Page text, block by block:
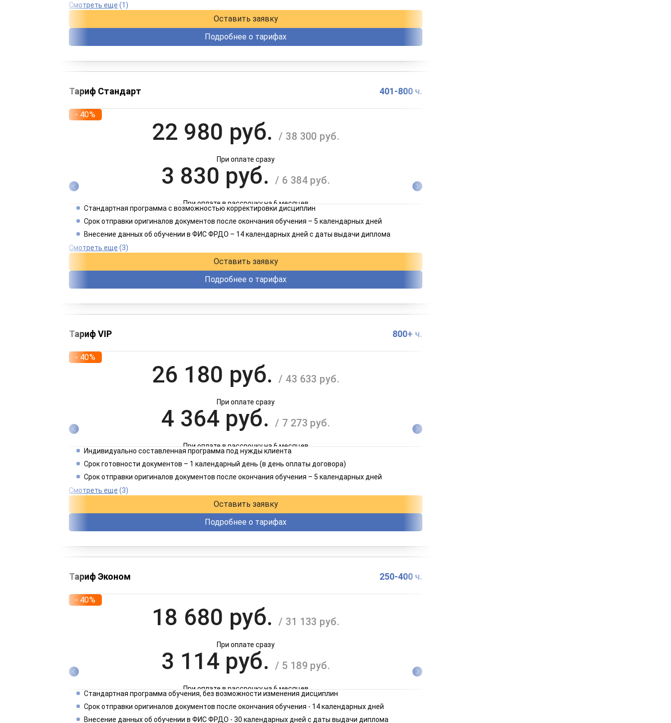
Смотреть еще (1)
Оставить заявку
Подробнее о тарифах
Тариф Стандарт 401-800 ч.
- 40%
22 980 руб./ 38 300 руб.
При оплате сразу
3 830 руб. / 6 384 руб.
При оплате в рассрочку на 6 месяцев
1 915 руб./ 3 192 руб.
Стандартная программа с возможностью корректировки дисциплин
Срок отправки оригиналов документов после окончания обучения – 5 календарных дней
Внесение данных об обучении в ФИС ФРДО – 14 календарных дней с даты выдачи диплома
Смотреть еще (3)
Оставить заявку
Подробнее о тарифах
Тариф VIP 800+ ч.
- 40%
26 180 руб./ 43 633 руб.
При оплате сразу
4 364 руб. / 7 273 руб.
При оплате в рассрочку на 6 месяцев
2 182 руб./ 3 637 руб.
Индивидуально составленная программа под нужды клиента
Срок готовности документов – 1 календарный день (в день оплаты договора)
Срок отправки оригиналов документов после окончания обучения – 5 календарных дней
Смотреть еще (3)
Оставить заявку
Подробнее о тарифах
Тариф Эконом 250-400 ч.
- 40%
18 680 руб./ 31 133 руб.
При оплате сразу
3 114 руб. / 5 189 руб.
При оплате в рассрочку на 6 месяцев
1 557 руб./ 2 595 руб.
Стандартная программа обучения, без возможности изменения дисциплин
Срок отправки оригиналов документов после окончания обучения - 14 календарных дней
Внесение данных об обучении в ФИС ФРДО - 30 календарных дней с даты выдачи диплома